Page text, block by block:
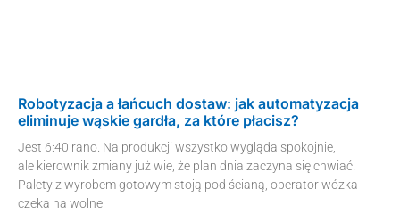
Robotyzacja a łańcuch dostaw: jak automatyzacja
eliminuje wąskie gardła, za które płacisz?
Jest 6:40 rano. Na produkcji wszystko wygląda spokojnie,
ale kierownik zmiany już wie, że plan dnia zaczyna się chwiać.
Palety z wyrobem gotowym stoją pod ścianą, operator wózka
czeka na wolne